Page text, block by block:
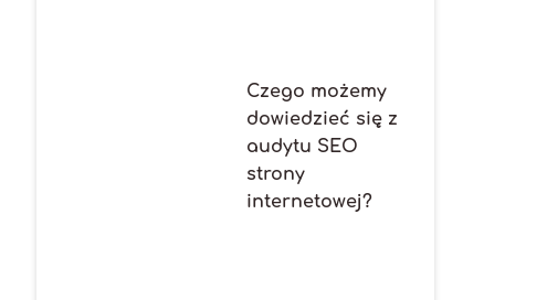
Czego możemy
dowiedzieć się z
audytu SEO
strony
internetowej?